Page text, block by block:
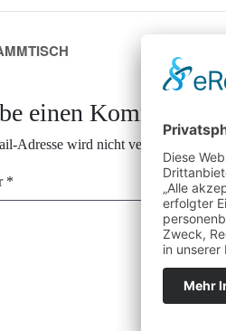
einen Kommentar
Adresse wird nicht veröffentlicht.
*